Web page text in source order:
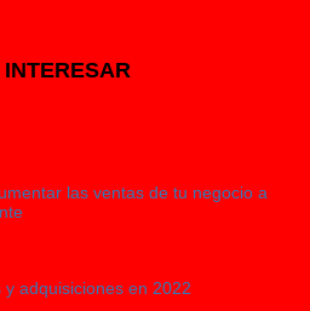
las ventas de tu negocio a
adquisiciones en 2022